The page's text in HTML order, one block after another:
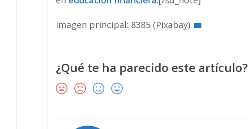
Imagen principal: 8385 (Pixabay).
¿Qué te ha parecido este artículo?